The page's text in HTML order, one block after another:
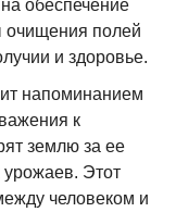
обеспечение
очищения полей
и здоровье.
напоминанием
к
землю за ее
Этот
человеком и